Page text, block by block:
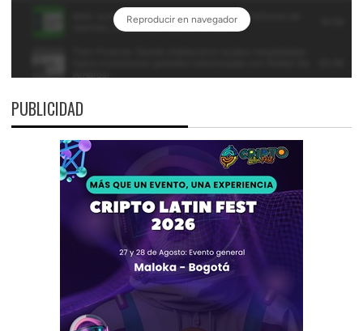
PUBLICIDAD